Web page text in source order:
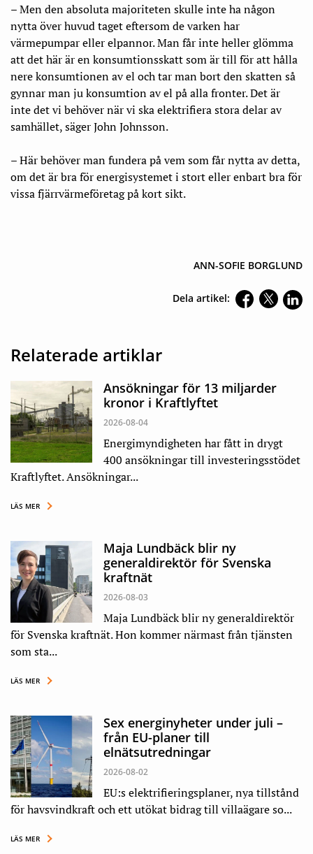
– Men den absoluta majoriteten skulle inte ha någon
nytta över huvud taget eftersom de varken har
värmepumpar eller elpannor. Man får inte heller glömma
att det här är en konsumtionsskatt som är till för att hålla
nere konsumtionen av el och tar man bort den skatten så
gynnar man ju konsumtion av el på alla fronter. Det är
inte det vi behöver när vi ska elektrifiera stora delar av
samhället, säger John Johnsson.
– Här behöver man fundera på vem som får nytta av detta,
om det är bra för energisystemet i stort eller enbart bra för
vissa fjärrvärmeföretag på kort sikt.
ANN-SOFIE BORGLUND
Dela artikel:
Relaterade artiklar
Ansökningar för 13 miljarder
kronor i Kraftlyftet
2026-08-04
Energimyndigheten har fått in drygt
400 ansökningar till investeringsstödet
Kraftlyftet. Ansökningar...
LÄS MER
Maja Lundbäck blir ny
generaldirektör för Svenska
kraftnät
2026-08-03
Maja Lundbäck blir ny generaldirektör
för Svenska kraftnät. Hon kommer närmast från tjänsten
som sta...
LÄS MER
Sex energinyheter under juli –
från EU-planer till
elnätsutredningar
2026-08-02
EU:s elektrifieringsplaner, nya tillstånd
för havsvindkraft och ett utökat bidrag till villaägare so...
LÄS MER